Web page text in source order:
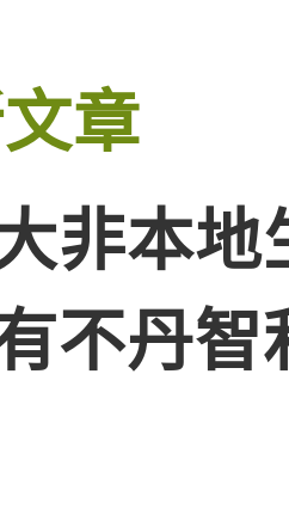
章
非本地
不丹智